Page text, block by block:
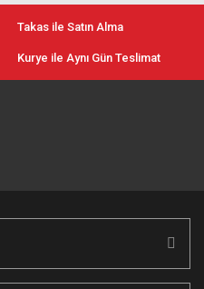
Takas ile Satın Alma
Kurye ile Aynı Gün Teslimat